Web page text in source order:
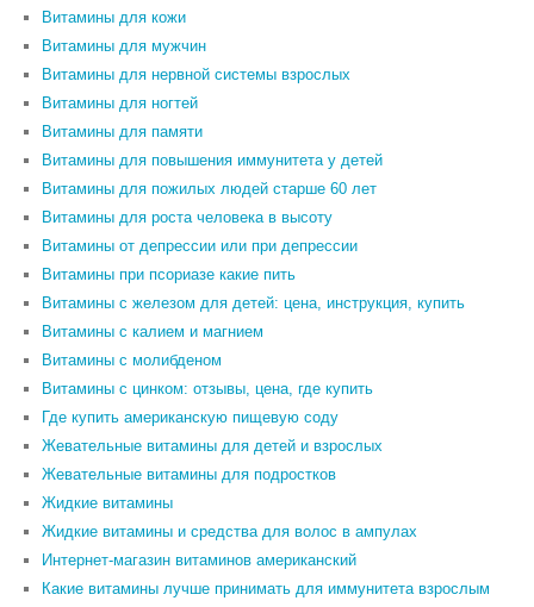
Витамины для кожи
Витамины для мужчин
Витамины для нервной системы взрослых
Витамины для ногтей
Витамины для памяти
Витамины для повышения иммунитета у детей
Витамины для пожилых людей старше 60 лет
Витамины для роста человека в высоту
Витамины от депрессии или при депрессии
Витамины при псориазе какие пить
Витамины с железом для детей: цена, инструкция, купить
Витамины с калием и магнием
Витамины с молибденом
Витамины с цинком: отзывы, цена, где купить
Где купить американскую пищевую соду
Жевательные витамины для детей и взрослых
Жевательные витамины для подростков
Жидкие витамины
Жидкие витамины и средства для волос в ампулах
Интернет-магазин витаминов американский
Какие витамины лучше принимать для иммунитета взрослым